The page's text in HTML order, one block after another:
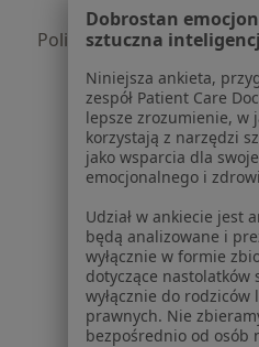
Polityka
Polityka prywatności dla
dane
Polityka
Jak działają
O
Centrum
Dla
Dobrostan
sztuczna
Niniejsza ankieta,
zespół Patient Care
lepsze zrozumienie, w
korzystają z narzędzi
jako wsparcia dla
emocjonalnego i
Udział w ankiecie jest
będą analizowane i
wyłącznie w formie
dotyczące nastolatków
wyłącznie do
prawnych. Nie
bezpośrednio od osób